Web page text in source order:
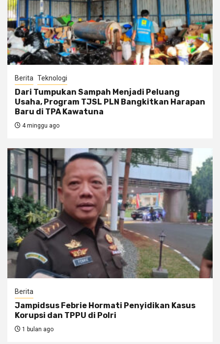
Berita Teknologi
Dari Tumpukan Sampah Menjadi Peluang
Usaha, Program TJSL PLN Bangkitkan Harapan
Baru di TPA Kawatuna
4 minggu ago
Berita
Jampidsus Febrie Hormati Penyidikan Kasus
Korupsi dan TPPU di Polri
1 bulan ago